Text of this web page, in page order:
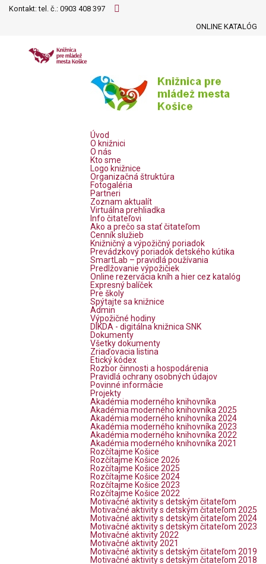
Kontakt: tel. č.: 0903 408 397
ONLINE KATALÓG
Úvod
O knižnici
O nás
Kto sme
Logo knižnice
Organizačná štruktúra
Fotogaléria
Partneri
Zoznam aktualít
Virtuálna prehliadka
Info čitateľovi
Ako a prečo sa stať čitateľom
Cenník služieb
Knižničný a výpožičný poriadok
Prevádzkový poriadok detského kútika
SmartLab – pravidlá používania
Predlžovanie výpožičiek
Online rezervácia kníh a hier cez katalóg
Expresný balíček
Pre školy
Spýtajte sa knižnice
Admin
Výpožičné hodiny
DIKDA - digitálna knižnica SNK
Dokumenty
Všetky dokumenty
Zriaďovacia listina
Etický kódex
Rozbor činnosti a hospodárenia
Pravidlá ochrany osobných údajov
Povinné informácie
Projekty
Akadémia moderného knihovníka
Akadémia moderného knihovníka 2025
Akadémia moderného knihovníka 2024
Akadémia moderného knihovníka 2023
Akadémia moderného knihovníka 2022
Akadémia moderného knihovníka 2021
Rozčítajme Košice
Rozčítajme Košice 2026
Rozčítajme Košice 2025
Rozčítajme Košice 2024
Rozčítajme Košice 2023
Rozčítajme Košice 2022
Motivačné aktivity s detským čitateľom
Motivačné aktivity s detským čitateľom 2025
Motivačné aktivity s detským čitateľom 2024
Motivačné aktivity s detským čitateľom 2023
Motivačné aktivity 2022
Motivačné aktivity 2021
Motivačné aktivity s detským čitateľom 2019
Motivačné aktivity s detským čitateľom 2018